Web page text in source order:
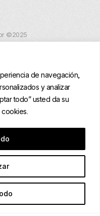
de navegación,
y analizar
todo” usted da su
cookies.
©2025